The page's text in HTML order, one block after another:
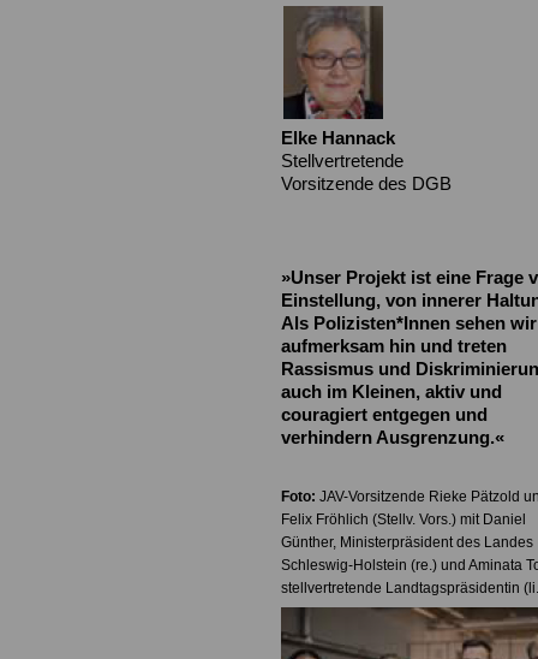
Elke Hannack
Stellvertretende
Vorsitzende des DGB
»Unser Projekt ist eine Frage
Einstellung, von innerer
Als Polizisten*Innen sehen wir
aufmerksam hin und treten
Rassismus und
auch im Kleinen, aktiv und
couragiert entgegen und
verhindern Ausgrenzung.«
Foto: JAV-Vorsitzende Rieke Pätzold
Felix Fröhlich (Stellv. Vors.) mit Daniel
Günther, Ministerpräsident des Landes
Schleswig-Holstein (re.) und Aminata
stellvertretende Landtagspräsidentin